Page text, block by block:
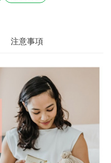
注意事項